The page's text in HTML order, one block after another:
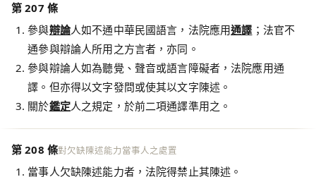
第 207 條
參與辯論人如不通中華民國語言，法院應用通譯 ；法官不
通參與辯論人所用之方言者，亦同。
參與辯論人如為聽覺、聲音或語言障礙者，法院應用通
譯。但亦得以文字發問或使其以文字陳述。
關於鑑定人之規定，於前二項通譯準用之。
第 208 條對欠缺陳述能力當事人之處置
當事人欠缺陳述能力者，法院得禁止其陳述。